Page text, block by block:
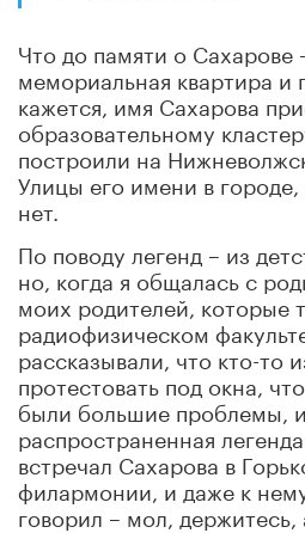
Что до памяти о Сахарове
мемориальная квартира и
кажется, имя Сахарова
образовательному
построили на
Улицы его имени в городе,
нет.
По поводу легенд – из
но, когда я общалась с
моих родителей, которые
радиофизическом
рассказывали, что кто-то
протестовать под окна,
были большие проблемы,
распространенная
встречал Сахарова в
филармонии, и даже к
говорил – мол, держитесь,